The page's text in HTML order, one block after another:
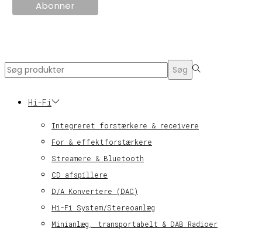
Search
Søg
Hi-Fi
Integreret forstærkere & receivere
For & effektforstærkere
Streamere & Bluetooth
CD afspillere
D/A Konvertere (DAC)
Hi-Fi System/Stereoanlæg
Minianlæg, transportabelt & DAB Radioer